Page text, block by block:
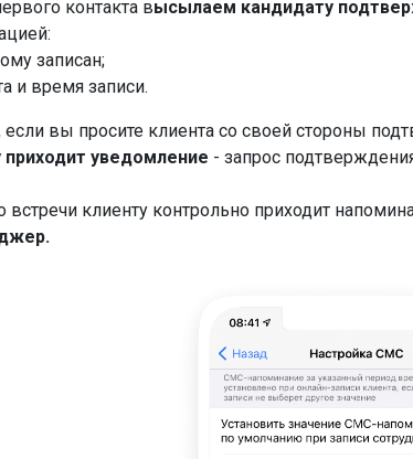
контакта высылаем кандидату
записан;
и время записи.
вы просите клиента со своей стороны
приходит уведомление - запрос
встречи клиенту контрольно приходит